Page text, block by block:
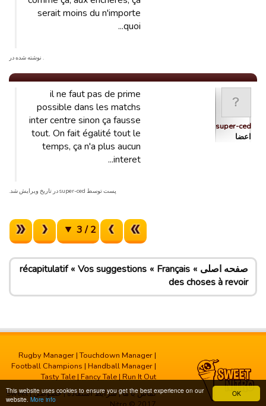
OK
This website uses cookies to ensure you get the best experience on our
website. More info
serait moins du n'importe
quoi...
. نوشته شده در
super-ced
اعضا
il ne faut pas de prime
possible dans les matchs
inter centre sinon ça fausse
tout. On fait égalité tout le
temps, ça n'a plus aucun
interet...
پست توسط super-ced در تاریخ ویرایش شد.
2 / 3
صفحه اصلی Français
Vos suggestions
récapitulatif
des choses à revoir
Rugby Manager |Touchdown Manager |
Football Champions | Handball Manager |
Tasty Tale | Fancy Tale | Run It Out
تماس با ما| شرایط استفاده|خصوصی | Sweet